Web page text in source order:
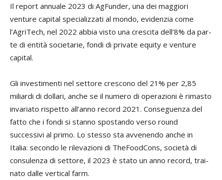
Il report annuale 2023 di AgFunder, una dei maggiori
venture capital specializzati al mondo, evidenzia come
l’AgriTech, nel 2022 abbia visto una crescita dell’8% da par­
te di entità societarie, fondi di pri­vate equity e venture
capital.
Gli investimenti nel settore crescono del 21% per 2,85
miliardi di dollari, anche se il nume­ro di operazioni è rimasto
invaria­to rispetto all’anno record 2021. Conseguenza del
fatto che i fondi si stanno spostando verso round
successivi al primo. Lo stesso sta avvenendo anche in
Italia: secon­do le rilevazioni di TheFoodCons, società di
consulenza di settore, il 2023 è stato un anno record, trai­
nato dalle vertical farm.